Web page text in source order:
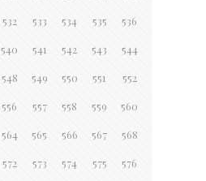
532 533 534 535 536
540 541 542 543 544
548 549 550 551 552
556 557 558 559 560
564 565 566 567 568
572 573 574 575 576